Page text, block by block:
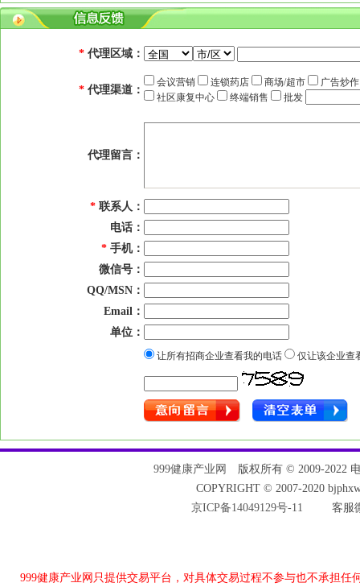
* 代理区域：
* 代理渠道：
会议营销 连锁药店 商场/超市
广告炒
社区康复中心
终端销售 批发
代理留言：
* 联系人：
电话：
* 手机：
微信号：
QQ/MSN：
Email：
单位：
让所有招商企业查看我的电话 仅让该企业查
999健康产业网
版权所有 © 2009-2022 电
COPYRIGHT © 2007-2020
京ICP备14049129号-11
客服
999健康产业网 只提供交易平台，对具体交易过程不参与也不承担